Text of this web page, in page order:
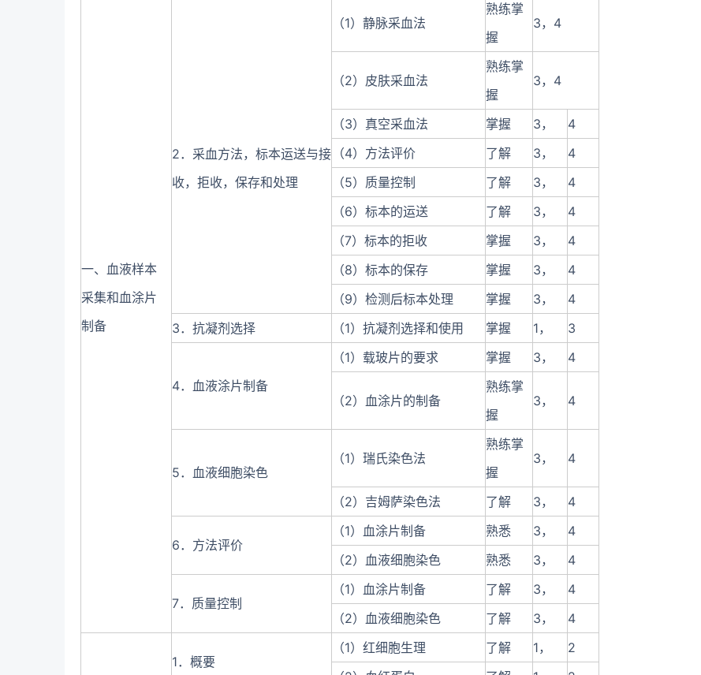
一、血液样本
采集和血涂片
制备
2．采血方法，标本运送与接
收，拒收，保存和处理
（1）静脉采血法
熟练掌
握
3，4
（2）皮肤采血法
熟练掌
握
3，4
（3）真空采血法 掌握 3，
4
（4）方法评价
了解 3，
4
（5）质量控制
了解 3，
4
（6）标本的运送
了解 3，
4
（7）标本的拒收
掌握 3，
4
（8）标本的保存
掌握 3，
4
（9）检测后标本处理
掌握 3，
4
3．抗凝剂选择
（1）抗凝剂选择和使用 掌握 1， 3
4．血液涂片制备
（1）载玻片的要求 掌握 3， 4
（2）血涂片的制备
熟练掌
握
3， 4
5．血液细胞染色
（1）瑞氏染色法
熟练掌
握
3， 4
（2）吉姆萨染色法 了解 3， 4
6．方法评价
（1）血涂片制备 熟悉 3，
4
（2）血液细胞染色
熟悉 3， 4
7．质量控制
（1）血涂片制备 了解 3，
4
（2）血液细胞染色
了解 3， 4
1．概要
（1）红细胞生理 了解 1，
2